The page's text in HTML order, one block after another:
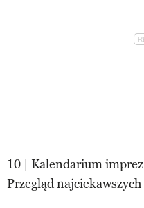
10 | Kalendarium imprez
Przegląd